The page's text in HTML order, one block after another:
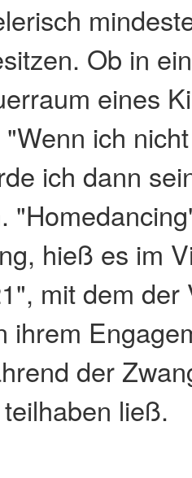
Ob in
eines
ich
ich dann
hieß es im
mit dem der
ihrem
der
ließ.